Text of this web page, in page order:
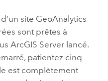
site GeoAnalytics
sont prêtes à
ArcGIS Serverlancé.
patientez cinq
est complètement